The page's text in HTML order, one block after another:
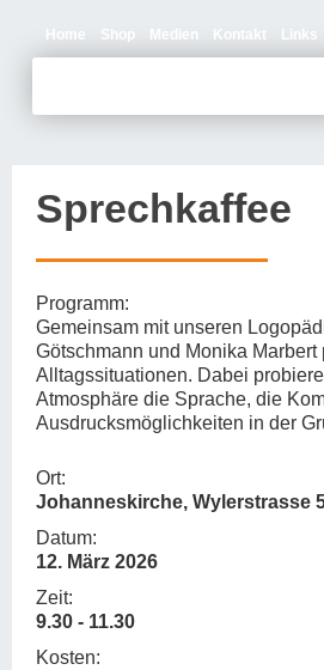
Home Shop Medien Kontakt Links
Sprechkaffee
Programm:
Gemeinsam mit unseren
Götschmann und Monika
Alltagssituationen. Dabei
Atmosphäre die Sprache, die
Ausdrucksmöglichkeiten in der
Ort:
Johanneskirche, Wylerstrasse
Datum:
12. März 2026
Zeit:
9.30 - 11.30
Kosten: